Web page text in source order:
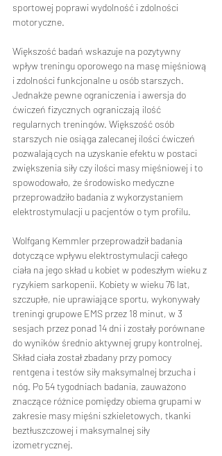
sportowej poprawi wydolność i zdolności
motoryczne.
Większość badań wskazuje na pozytywny
wpływ treningu oporowego na masę mięśniową
i zdolności funkcjonalne u osób starszych.
Jednakże pewne ograniczenia i awersja do
ćwiczeń fizycznych ograniczają ilość
regularnych treningów. Większość osób
starszych nie osiąga zalecanej ilości ćwiczeń
pozwalających na uzyskanie efektu w postaci
zwiększenia siły czy ilości masy mięśniowej i to
spowodowało, że środowisko medyczne
przeprowadziło badania z wykorzystaniem
elektrostymulacji u pacjentów o tym profilu.
Wolfgang Kemmler przeprowadził badania
dotyczące wpływu elektrostymulacji całego
ciała na jego skład u kobiet w podeszłym wieku z
ryzykiem sarkopenii. Kobiety w wieku 76 lat,
szczupłe, nie uprawiające sportu, wykonywały
treningi grupowe EMS przez 18 minut, w 3
sesjach przez ponad 14 dni i zostały porównane
do wyników średnio aktywnej grupy kontrolnej.
Skład ciała został zbadany przy pomocy
rentgena i testów siły maksymalnej brzucha i
nóg. Po 54 tygodniach badania, zauważono
znaczące różnice pomiędzy obiema grupami w
zakresie masy mięśni szkieletowych, tkanki
beztłuszczowej i maksymalnej siły
izometrycznej.